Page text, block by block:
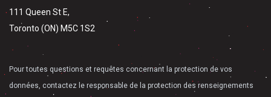
111 Queen St E,
Toronto (ON) M5C 1S2
Pour toutes questions et requêtes concernant la protection de vos
données, contactez le responsable de la protection des renseignements